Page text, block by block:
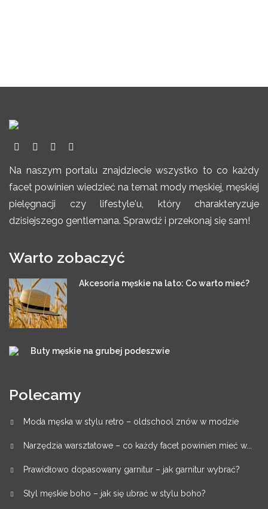
Na naszym portalu znajdziecie wszystko to co każdy
facet powinien wiedzieć na temat mody męskiej, męskiej
pielęgnacji czy lifestyle'u, który charakteryzuje
dzisiejszego gentlemana. Sprawdź i przekonaj się sam!
Warto zobaczyć
Akcesoria męskie na lato: Co warto mieć?
Buty męskie na grubej podeszwie
Polecamy
Moda męska w stylu retro – oldschool znów w modzie
Narzędzia warsztatowe – co każdy facet powinien mieć w...
Prawidłowo dopasowany garnitur – jak garnitur wybrać?
Styl męskie boho – jak się ubrać w stylu boho?